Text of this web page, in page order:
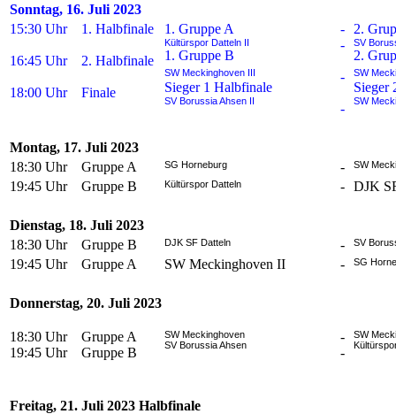
Sonntag, 16. Juli 2023
15:30 Uhr
16:45 Uhr
18:00 Uhr
1. Halbfinale
2. Halbfinale
Finale
1. Gruppe A
Kültürspor Datteln II
1. Gruppe B
SW Meckinghoven III
Sieger 1 Halbfinale
SV Borussia Ahsen II
-
-
-
-
2.
SV
2.
SW
Sieger
SW
Montag, 17. Juli 2023
18:30 Uhr
Gruppe A SG Horneburg - SW
19:45 Uhr Gruppe B Kültürspor Datteln - DJK
Dienstag, 18. Juli 2023
18:30 Uhr
Gruppe B DJK SF Datteln - SV
19:45 Uhr Gruppe A SW Meckinghoven II - SG
Donnerstag, 20. Juli 2023
18:30 Uhr
19:45 Uhr
Gruppe A
Gruppe B
SW Meckinghoven
SV Borussia Ahsen
-
-
SW
Freitag, 21. Juli 2023 Halbfinale